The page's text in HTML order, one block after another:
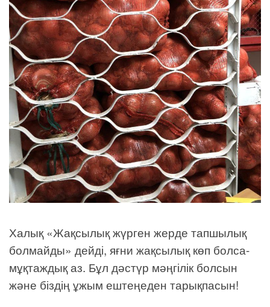
Халық «Жақсылық жүрген жерде тапшылық
болмайды» дейді, яғни жақсылық көп болса-
мұқтаждық аз. Бұл дәстүр мәңгілік болсын
және біздің ұжым ештеңеден тарықпасын!